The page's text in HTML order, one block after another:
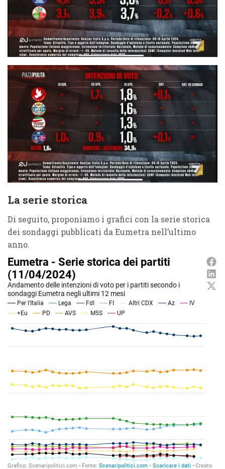
La serie storica
Di seguito, proponiamo i grafici con la serie storica
dei sondaggi pubblicati da Eumetra nell’ultimo
anno.